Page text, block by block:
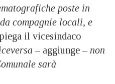
poste in
compagnie locali, e
il vicesindaco
– aggiunge – non
sarà